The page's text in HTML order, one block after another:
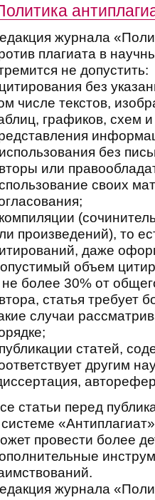
журнала
плагиата в
не допустить:
без
числе текстов,
графиков, схем
без
или
своих
произведений), то
даже
объем
более 30% от
статья требует
случаи
статей,
другим
статьи перед
системе
провести более
журнала